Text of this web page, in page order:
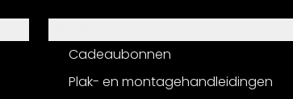
Cadeaubonnen
Plak- en montagehandleidingen